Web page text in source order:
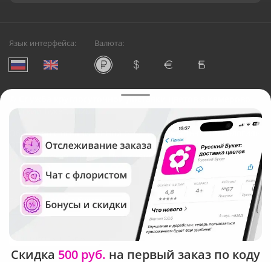
Язык интерфейса: Валюта:
Служба круглосуточной доставки цветов в Кемерово
Русский Букет, 2026
Общество с ограниченной ответственностью «Технология»
ОГРН: 1195476081745, ИНН: 5410081997
Юридический адрес: г. Новосибирск, ул. Ипподромская,
д.42, оф. 3
Рейтинг Русского букета
Скидка 500 руб. на первый заказ по коду